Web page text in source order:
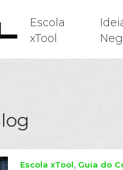
Escola
xTool
Escola xTool Guia do